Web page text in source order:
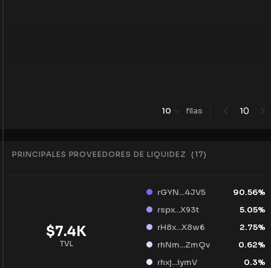
10 filas 10
PRINCIPALES PROVEEDORES DE LIQUIDEZ ( 17)
$7.4K
TVL
rGYN...4JV5 90.56%
rspx...X93t
5.05%
rH8x...X8w6
2.75%
rhNm...ZmQv
0.62%
rhxj...iymV
0.3%